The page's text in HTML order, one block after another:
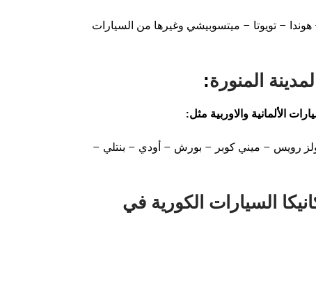
– تويوتا – ميتسوبيشي وغيرها من السيارات
المنورة:
الألمانية والاوربية مثل:
رويس – ميني كوبر – بورش – أودي – بنتلي –
السيارات الكورية في